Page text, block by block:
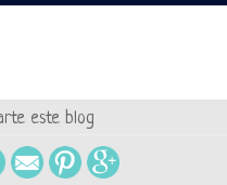
este blog